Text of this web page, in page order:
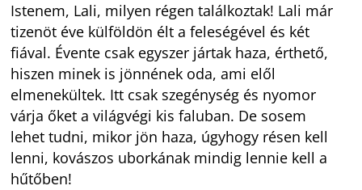
Istenem, Lali, milyen régen találkoztak! Lali már
tizenöt éve külföldön élt a feleségével és két
fiával. Évente csak egyszer jártak haza, érthető,
hiszen minek is jönnének oda, ami elől
elmenekültek. Itt csak szegénység és nyomor
várja őket a világvégi kis faluban. De sosem
lehet tudni, mikor jön haza, úgyhogy résen kell
lenni, kovászos uborkának mindig lennie kell a
hűtőben!